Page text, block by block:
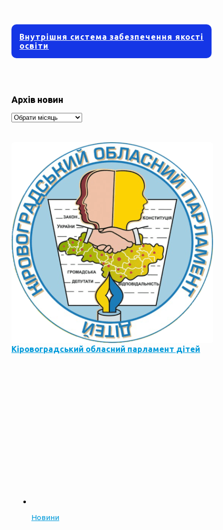
Внутрішня система забезпечення якості
освіти
Архів новин
Архів
новин
Кіровоградський обласний парламент дітей
Новини